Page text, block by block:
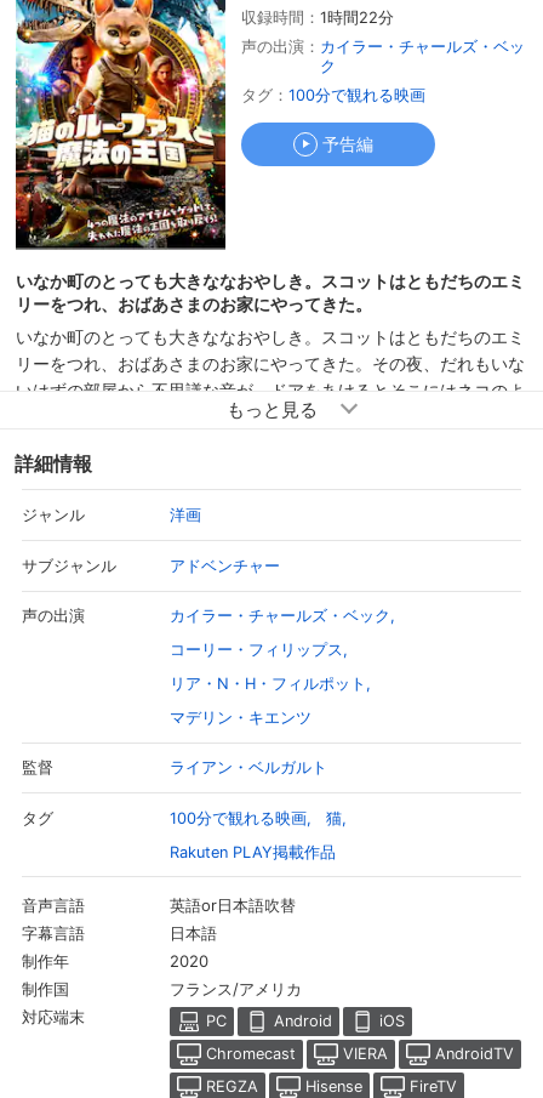
予告編
収録時間： 1時間22分
声の出演： カイラー・チャールズ・ベッ
ク
タグ： 100分で観れる映画
予告編
いなか町のとっても大きななおやしき。スコットはともだちのエミ
リーをつれ、おばあさまのお家にやってきた。
いなか町のとっても大きななおやしき。スコットはともだちのエミ
リーをつれ、おばあさまのお家にやってきた。その夜、だれもいな
いはずの部屋から不思議な音が。ドアをあけるとそこにはネコのよ
うなふしぎな生きものルーファスが！ルーファスは、魔法使いのあ
のペンダントのナゾをとき、魔法のドアからアボットを助け出す。
しかし、アボットは、悪い魔法使いのリリスによってほとんどきお
くがなくなっていた。取り戻すには、呪文の本と、4つの魔法のア
つぼう寸前…。3人と1ぴきは、きょうりょくしてリリスをたおし魔
法の王国を救う冒険に旅立つ！
詳細情報
ジャンル 洋画
サブジャンル アドベンチャー
声の出演
カイラー・チャールズ・ベック
コーリー・フィリップス
リア・N・H・フィルポット
マデリン・キエンツ
監督 ライアン・ベルガルト
タグ 100分で観れる映画
猫
Rakuten PLAY掲載作品
音声言語 英語or日本語吹替
字幕言語 日本語
制作年 2020
制作国 フランス/アメリカ
対応端末 PC Android
iOS
Chromecast
VIERA
AndroidTV
REGZA
Hisense
FireTV